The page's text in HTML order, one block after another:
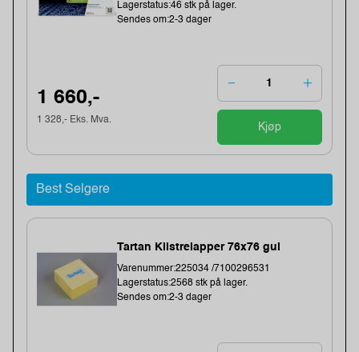
Lagerstatus:46 stk på lager.
Sendes om:2-3 dager
1 660,-
1 328,- Eks. Mva.
Kjøp
Best Selgere
Tartan Klistrelapper 76x76 gul
Varenummer:225034 /7100296531
Lagerstatus:2568 stk på lager.
Sendes om:2-3 dager